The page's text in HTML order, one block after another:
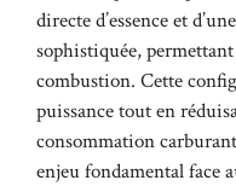
directe d’essence et
sophistiquée,
combustion. Cette
puissance tout en
consommation
enjeu fondamental face